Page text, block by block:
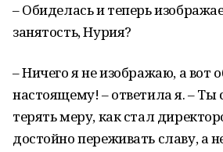
– Обиделась и теперь
занятость, Нурия?
– Ничего я не изображаю, а вот
настоящему! – ответила я. – Ты
терять меру, как стал
достойно переживать славу, а